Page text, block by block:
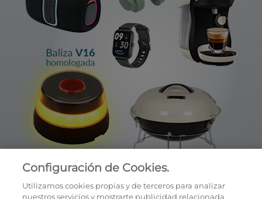
Configuración de Cookies.
Utilizamos cookies propias y de terceros para analizar
nuestros servicios y mostrarte publicidad relacionada